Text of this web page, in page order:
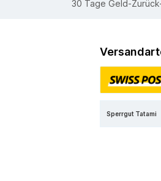
30 Tage Geld-
Sperrgut Tatami